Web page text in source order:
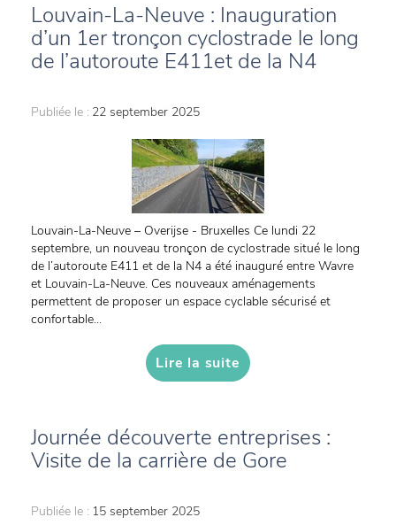
Louvain-La-Neuve : Inauguration
d’un 1er tronçon cyclostrade le long
de l’autoroute E411et de la N4
Publiée le : 22 september 2025
Louvain-La-Neuve – Overijse - Bruxelles Ce lundi 22
septembre, un nouveau tronçon de cyclostrade situé le long
de l’autoroute E411 et de la N4 a été inauguré entre Wavre
et Louvain-La-Neuve. Ces nouveaux aménagements
permettent de proposer un espace cyclable sécurisé et
confortable...
Lire la suite
Journée découverte entreprises :
Visite de la carrière de Gore
Publiée le : 15 september 2025